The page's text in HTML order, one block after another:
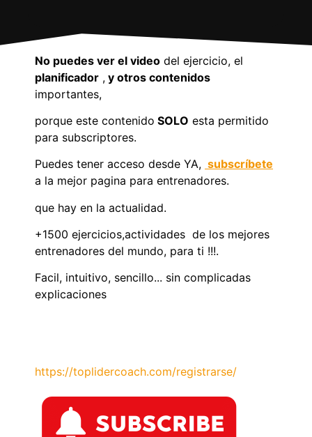
No puedes ver el video del ejercicio, el
planificador , y otros contenidos
importantes,
porque este contenido SOLO esta permitido
para subscriptores.
Puedes tener acceso desde YA, subscríbete
a la mejor pagina para entrenadores.
que hay en la actualidad.
+1500 ejercicios,actividades de los mejores
entrenadores del mundo, para ti !!!.
Facil, intuitivo, sencillo... sin complicadas
explicaciones
https://toplidercoach.com/registrarse/